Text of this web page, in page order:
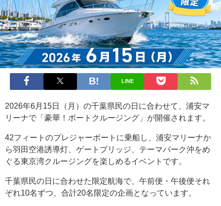
LINE
2026年6月15日（月）の千葉県民の日に合わせて、浦安マ
リーナで「豪華！ボートクルージング」が開催されます。
42フィートのプレジャーボートに乗船し、浦安マリーナか
ら羽田空港誘導灯、ゲートブリッジ、テーマパーク沖をめ
ぐる東京湾クルージングを楽しめるイベントです。
千葉県民の日に合わせた限定航海で、午前便・午後便それ
ぞれ10名ずつ、合計20名限定の企画となっています。